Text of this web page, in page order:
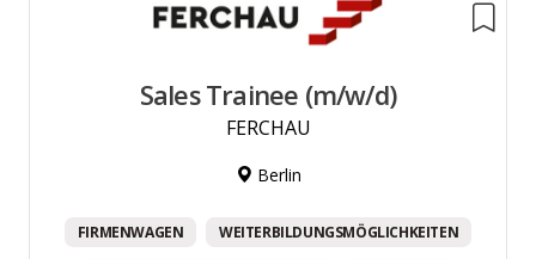
Sales Trainee (m/w/d)
FERCHAU
Berlin
FIRMENWAGEN WEITERBILDUNGSMÖGLICHKEITEN